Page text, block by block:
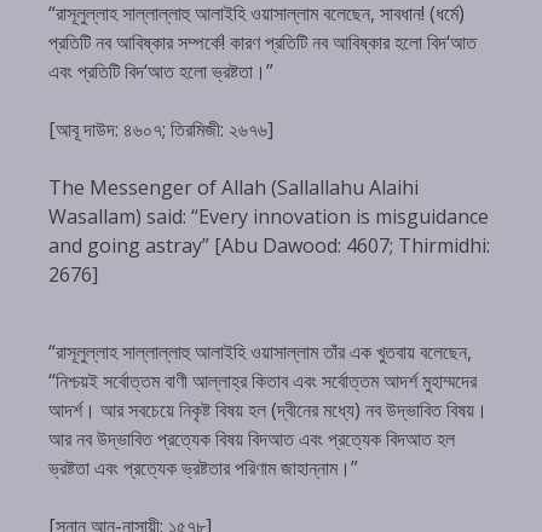
“রাসূলুল্লাহ সাল্লাল্লাহু আলাইহি ওয়াসাল্লাম বলেছেন, সাবধান! (ধর্মে)
প্রতিটি নব আবিষ্কার সম্পর্কে! কারণ প্রতিটি নব আবিষ্কার হলো বিদ‘আত
এবং প্রতিটি বিদ‘আত হলো ভ্রষ্টতা।”
[আবূ দাউদ: ৪৬০৭; তিরমিজী: ২৬৭৬]
The Messenger of Allah (Sallallahu Alaihi
Wasallam) said: “Every innovation is misguidance
and going astray” [Abu Dawood: 4607; Thirmidhi:
2676]
“রাসূলুল্লাহ সাল্লাল্লাহু আলাইহি ওয়াসাল্লাম তাঁর এক খুতবায় বলেছেন,
“নিশ্চয়ই সর্বোত্তম বাণী আল্লাহ্‌র কিতাব এবং সর্বোত্তম আদর্শ মুহাম্মদের
আদর্শ। আর সবচেয়ে নিকৃষ্ট বিষয় হল (দ্বীনের মধ্যে) নব উদ্ভাবিত বিষয়।
আর নব উদ্ভাবিত প্রত্যেক বিষয় বিদআত এবং প্রত্যেক বিদআত হল
ভ্রষ্টতা এবং প্রত্যেক ভ্রষ্টতার পরিণাম জাহান্নাম।”
[সুনান আন-নাসায়ী: ১৫৭৮]